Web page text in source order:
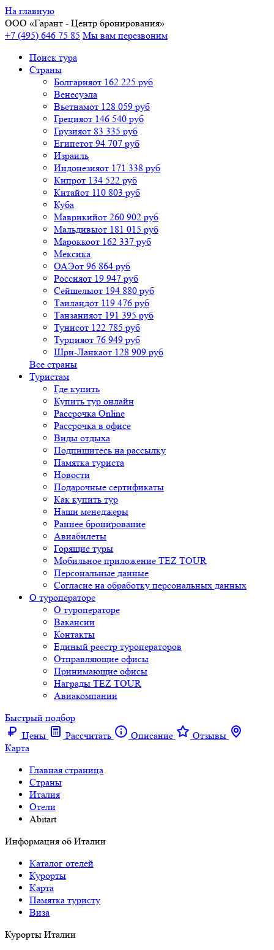
На главную
ООО «Гарант - Центр бронирования»
+7 (495) 646 75 85 Мы вам перезвоним
Поиск тура
Cтраны
Болгарияот 162 225 руб
Венесуэла
Вьетнамот 128 059 руб
Грецияот 146 540 руб
Грузияот 83 335 руб
Египетот 94 707 руб
Израиль
Индонезияот 171 338 руб
Кипрот 134 522 руб
Китайот 110 803 руб
Куба
Маврикийот 260 902 руб
Мальдивыот 181 015 руб
Мароккоот 162 337 руб
Мексика
ОАЭот 96 864 руб
Россияот 19 947 руб
Сейшелыот 194 880 руб
Таиландот 119 476 руб
Танзанияот 191 395 руб
Тунисот 122 785 руб
Турцияот 76 949 руб
Шри-Ланкаот 128 909 руб
Все страны
Туристам
Где купить
Купить тур онлайн
Рассрочка Online
Рассрочка в офисе
Виды отдыха
Подпишитесь на рассылку
Памятка туриста
Новости
Подарочные сертификаты
Как купить тур
Наши менеджеры
Раннее бронирование
Авиабилеты
Горящие туры
Мобильное приложение TEZ TOUR
Персональные данные
Согласие на обработку персональных данных
О туроператоре
О туроператоре
Вакансии
Контакты
Единый реестр туроператоров
Отправляющие офисы
Принимающие офисы
Награды TEZ TOUR
Авиакомпании
Быстрый подбор
Цены
Рассчитать Описание
Отзывы
Карта
Главная страница
Cтраны
Италия
Отели
Abitart
Информация об Италии
Каталог отелей
Курорты
Карта
Памятка туристу
Виза
Курорты Италии